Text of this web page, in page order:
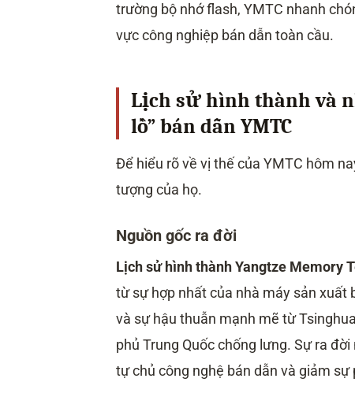
trường bộ nhớ flash, YMTC nhanh
vực công nghiệp bán dẫn toàn cầu.
Lịch sử hình thành và
lồ” bán dẫn YMTC
Để hiểu rõ về vị thế của YMTC hôm
tượng của họ.
Nguồn gốc ra đời
Lịch sử hình thành Yangtze Memory
từ sự hợp nhất của nhà máy sản xuất
và sự hậu thuẫn mạnh mẽ từ
phủ Trung Quốc chống lưng. Sự ra
tự chủ công nghệ bán dẫn và giảm